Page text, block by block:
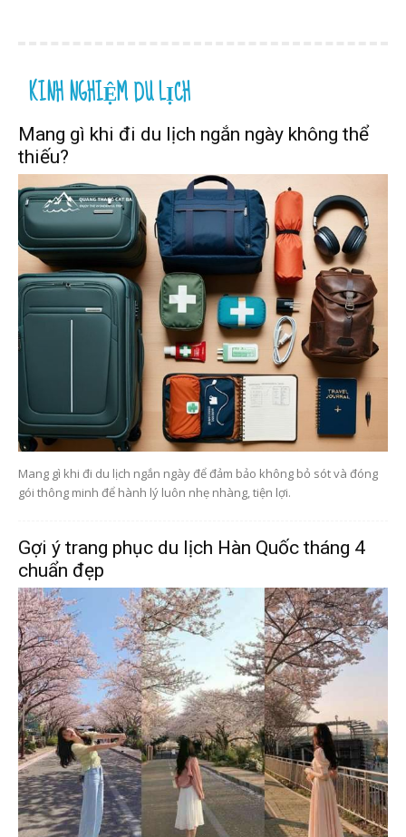
KINH NGHIỆM DU LỊCH
Mang gì khi đi du lịch ngắn ngày không thể
thiếu?
Mang gì khi đi du lịch ngắn ngày để đảm bảo không bỏ sót và đóng
gói thông minh để hành lý luôn nhẹ nhàng, tiện lợi.
Gợi ý trang phục du lịch Hàn Quốc tháng 4
chuẩn đẹp